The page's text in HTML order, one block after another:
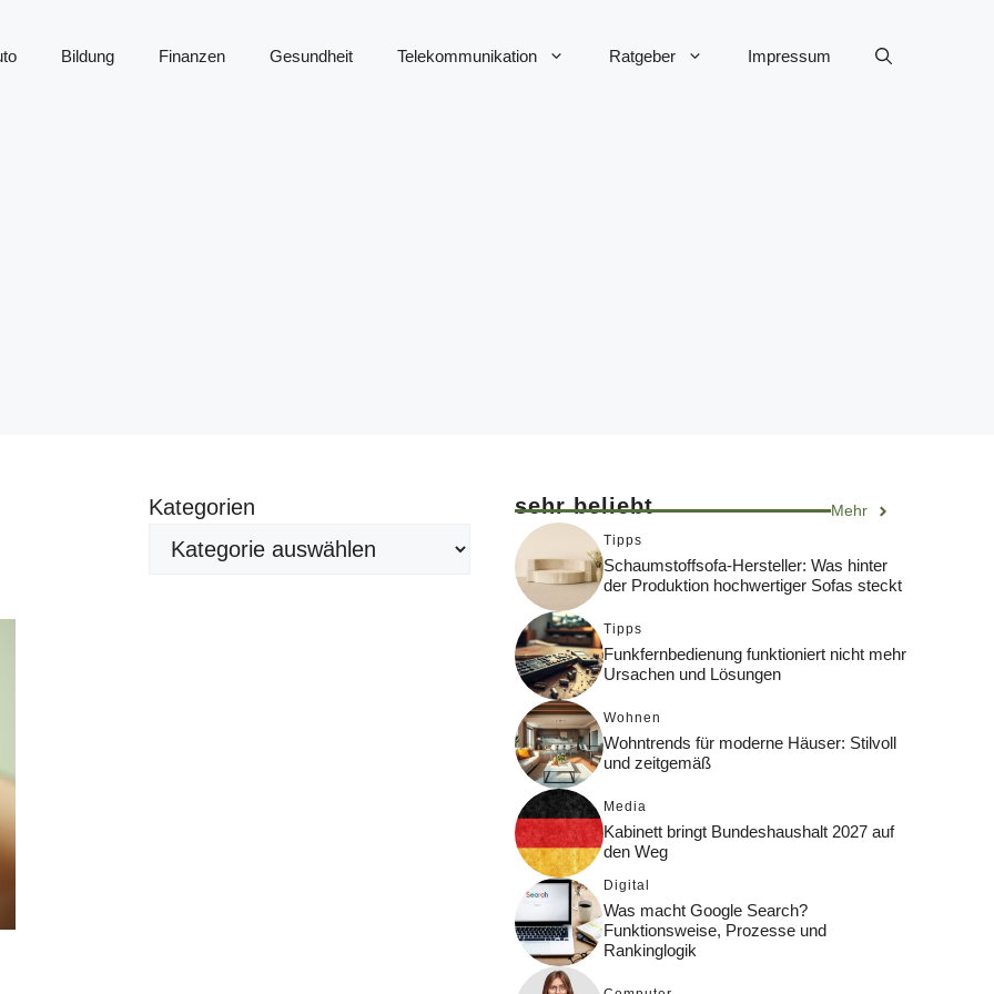
Bildung Finanzen Gesundheit Telekommunikation Ratgeber Impressum
Kategorien sehr beliebt Mehr
Tipps
Schaumstoffsofa-Hersteller: Was hinter
der Produktion hochwertiger Sofas steckt
Tipps
Funkfernbedienung funktioniert nicht mehr
Ursachen und Lösungen
Wohnen
Wohntrends für moderne Häuser: Stilvoll
und zeitgemäß
Media
Kabinett bringt Bundeshaushalt 2027 auf
den Weg
Digital
Was macht Google Search?
Funktionsweise, Prozesse und
Rankinglogik